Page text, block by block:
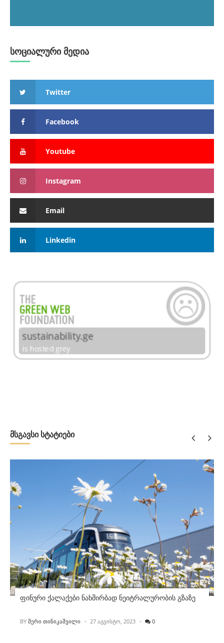
სოციალური მედია
Twitter
Facebook
Youtube
Instagram
Email
Linkedin
მსგავსი სტატიები
ფინური ქალაქები ნახშირბად ნეიტრალურობის გზაზე
POSTED
BY ᲛᲔᲠᲘ ᲗᲘᲜᲘᲙᲐᲨᲕᲘᲚᲘ 27 ᲐᲒᲕᲘᲡᲢᲝ, 2023 0